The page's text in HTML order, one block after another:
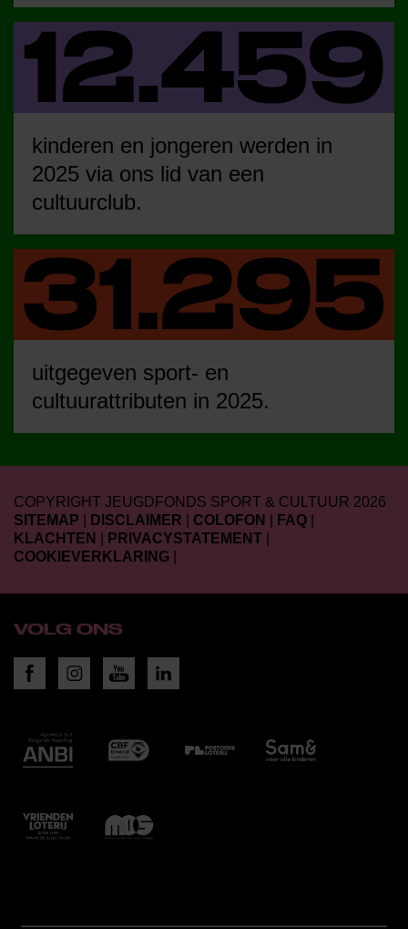
kinderen en jongeren werden in
2025 via ons lid van een
cultuurclub.
uitgegeven sport- en
cultuurattributen in 2025.
COPYRIGHT JEUGDFONDS SPORT & CULTUUR 2026
SITEMAP
DISCLAIMER COLOFON FAQ
KLACHTEN
PRIVACYSTATEMENT
COOKIEVERKLARING
VOLG ONS